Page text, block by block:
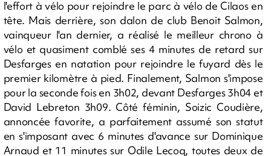
l'effort à vélo pour rejoindre le parc à vélo de Cilaos en
tête. Mais derrière, son dalon de club Benoit Salmon,
vainqueur l'an dernier, a réalisé le meilleur chrono à
vélo et quasiment comblé ses 4 minutes de retard sur
Desfarges en natation pour rejoindre le fuyard dès le
premier kilomètre à pied. Finalement, Salmon s'impose
pour la seconde fois en 3h02, devant Desfarges 3h04 et
David Lebreton 3h09. Côté féminin, Soizic Coudière,
annoncée favorite, a parfaitement assumé son statut
en s'imposant avec 6 minutes d'avance sur Dominique
Arnaud et 11 minutes sur Odile Lecoq, toutes deux de